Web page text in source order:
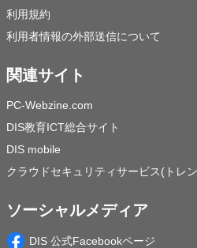
利用規約
利用者情報の外部送信について
関連サイト
PC-Webzine.com
DIS教育ICT総合サイト
DIS mobile
クラウドセキュリティサービス(トレ
ソーシャルメディア
DIS 公式Facebookページ